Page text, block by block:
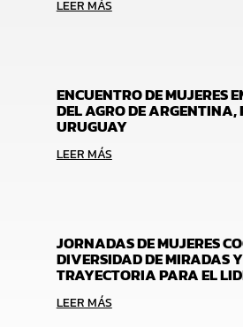
LEER MÁS
ENCUENTRO DE MUJERES
DEL AGRO DE
URUGUAY
LEER MÁS
JORNADAS DE MUJERES
DIVERSIDAD DE MIRADAS Y
TRAYECTORIA PARA EL
LEER MÁS